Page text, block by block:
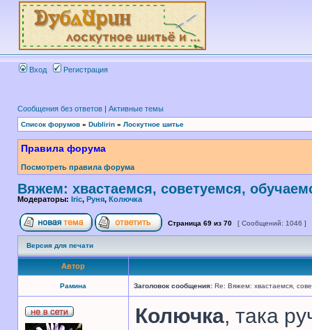
Вход Регистрация
Сообщения без ответов | Активные темы
Список форумов » Dublirin » Лоскутное шитье
Правила форума
Посмотреть правила форума
Вяжем: хвастаемся, советуемся,
Модераторы: Iric, Руня, Колючка
Страница 69 из 70 [ Сообщений: 1046 ]
Версия для печати
Автор
Рамина Заголовок сообщения: Re: Вяжем: хвастаемся,
Колючка, така